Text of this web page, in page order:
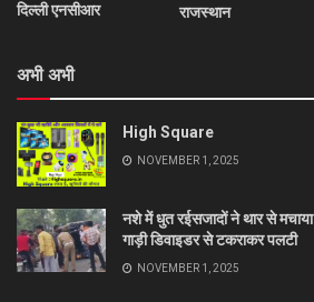
दिल्ली एनसीआर
राजस्थान
अभी अभी
High Square
NOVEMBER 1, 2025
नशे में धुत रईसजादों ने थार से
गाड़ी डिवाइडर से टकराकर पलटी
NOVEMBER 1, 2025